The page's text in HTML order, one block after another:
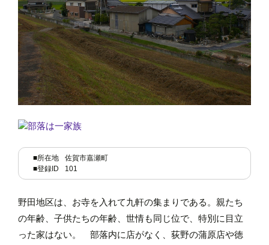
■所在地
佐賀市嘉瀬町
■登録ID
101
野田地区は、お寺を入れて九軒の集まりである。親たち
の年齢、子供たちの年齢、世情も同じ位で、特別に目立
った家はない。 部落内に店がなく、荻野の蒲原店や徳